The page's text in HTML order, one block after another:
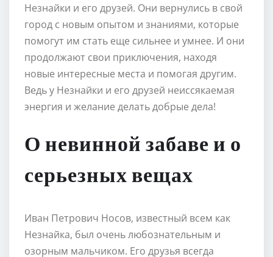
Незнайки и его друзей. Они вернулись в свой
город с новым опытом и знаниями, которые
помогут им стать еще сильнее и умнее. И они
продолжают свои приключения, находя
новые интересные места и помогая другим.
Ведь у Незнайки и его друзей неиссякаемая
энергия и желание делать добрые дела!
О невинной забаве и о
серьезных вещах
Иван Петрович Носов, известный всем как
Незнайка, был очень любознательным и
озорным мальчиком. Его друзья всегда